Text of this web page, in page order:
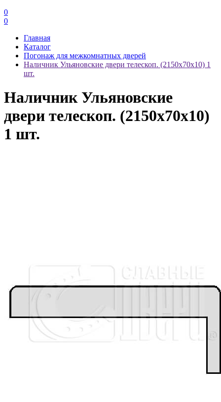
0
0
Главная
Каталог
Погонаж для межкомнатных дверей
Наличник Ульяновские двери телескоп. (2150x70x10) 1
шт.
Наличник Ульяновские
двери телескоп. (2150x70x10)
1 шт.